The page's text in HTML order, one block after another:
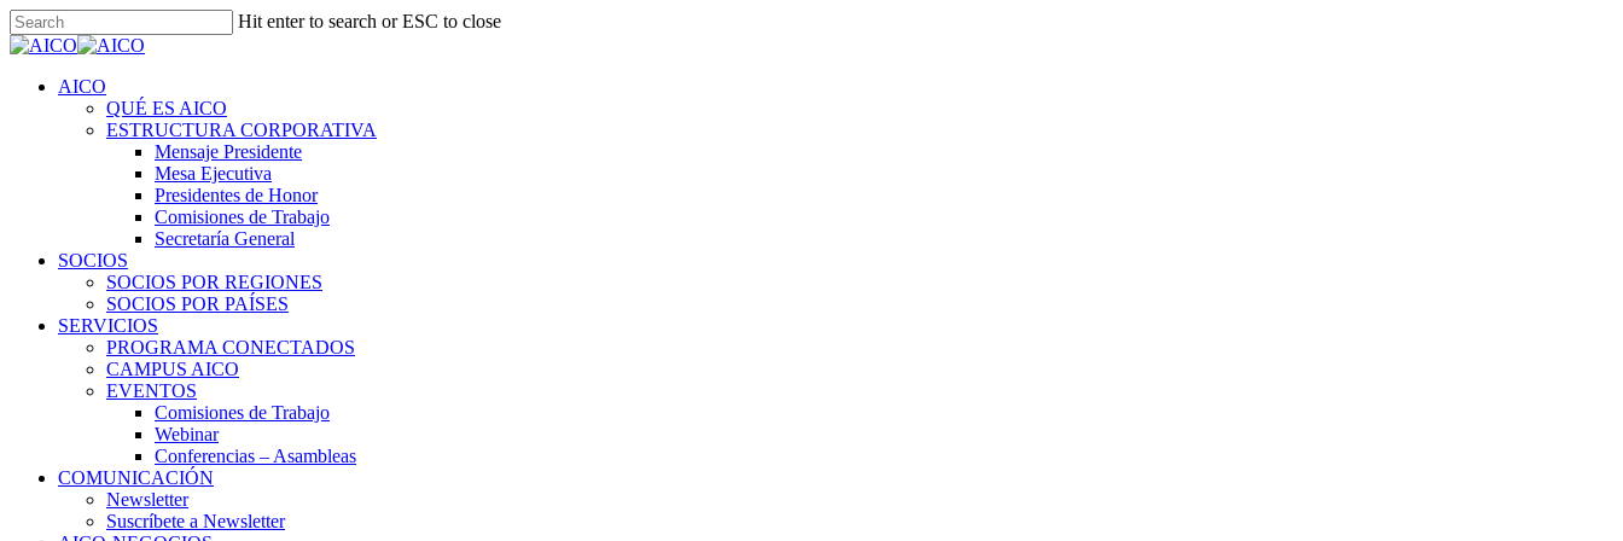
Skip
to
content
Hit enter to search or ESC to close
Close
Menu
AICO
QUÉ ES AICO
ESTRUCTURA CORPORATIVA
Mensaje Presidente
Mesa Ejecutiva
Presidentes de Honor
Comisiones de Trabajo
Secretaría General
SOCIOS
SOCIOS POR REGIONES
SOCIOS POR PAÍSES
SERVICIOS
PROGRAMA CONECTADOS
CAMPUS AICO
EVENTOS
Comisiones de Trabajo
Webinar
Conferencias – Asambleas
COMUNICACIÓN
Newsletter
Suscríbete a Newsletter